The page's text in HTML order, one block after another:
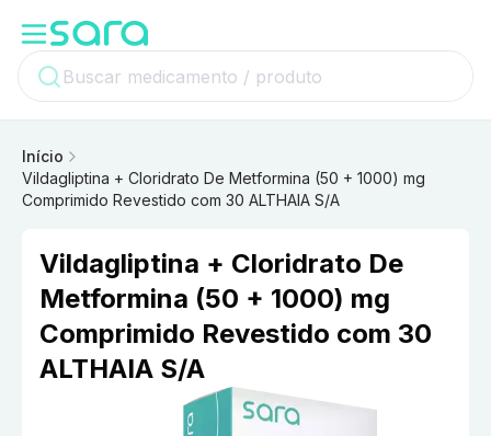
Início
Vildagliptina + Cloridrato De Metformina (50 + 1000) mg
Comprimido Revestido com 30 ALTHAIA S/A
Vildagliptina + Cloridrato De
Metformina (50 + 1000) mg
Comprimido Revestido com 30
ALTHAIA S/A